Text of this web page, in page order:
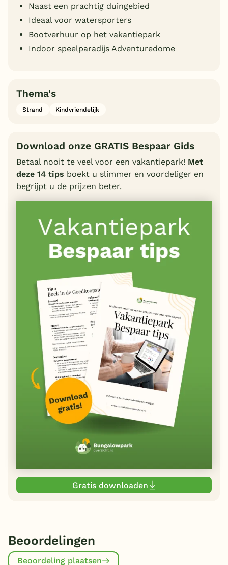
Naast een prachtig duingebied
Ideaal voor watersporters
Bootverhuur op het vakantiepark
Indoor speelparadijs Adventuredome
Thema's
Strand Kindvriendelijk
Download onze GRATIS Bespaar Gids
Betaal nooit te veel voor een vakantiepark! Met
deze 14 tips boekt u slimmer en voordeliger en
begrijpt u de prijzen beter.
Gratis downloaden
Beoordelingen
Beoordeling plaatsen